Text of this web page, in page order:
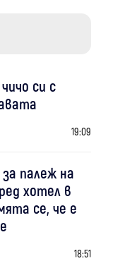
си с
19:09
палеж на
хотел в
се, че е
18:51